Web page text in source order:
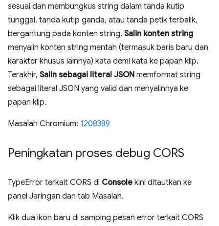
sesuai dan membungkus string dalam tanda kutip
tunggal, tanda kutip ganda, atau tanda petik terbalik,
bergantung pada konten string. Salin konten string
menyalin konten string mentah (termasuk baris baru dan
karakter khusus lainnya) kata demi kata ke papan klip.
Terakhir, Salin sebagai literal JSON memformat string
sebagai literal JSON yang valid dan menyalinnya ke
papan klip.
Masalah Chromium: 1208389
Peningkatan proses debug CORS
TypeError terkait CORS di Console kini ditautkan ke
panel Jaringan dan tab Masalah.
Klik dua ikon baru di samping pesan error terkait CORS